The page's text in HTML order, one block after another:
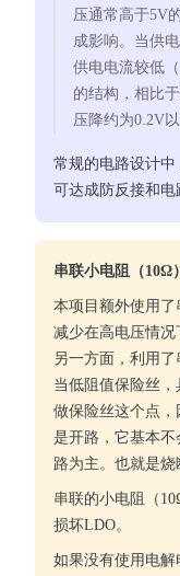
压通常高于5V
成影响。当供
供电电流较低
的结构，相比
压降约为0.2V以
常规的电路设计
可达成防反接和电
串联小电阻（10Ω
本项目额外使用
减少在高电压情况
另一方面，利用
当低阻值保险丝
做保险丝这个点
是开路，它基本
路为主。也就是烧
串联的小电阻（
损坏LDO。
如果没有使用电